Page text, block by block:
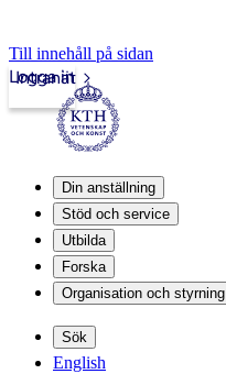
Till innehåll på sidan
Intranät
Logga in
Din anställning
Stöd och service
Utbilda
Forska
Organisation och styrning
Sök
English